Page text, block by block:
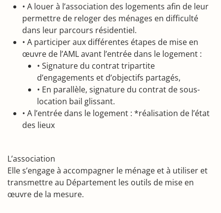
• A louer à l’association des logements afin de leur
permettre de reloger des ménages en difficulté
dans leur parcours résidentiel.
• A participer aux différentes étapes de mise en
œuvre de l’AML avant l’entrée dans le logement :
• Signature du contrat tripartite
d’engagements et d’objectifs partagés,
• En parallèle, signature du contrat de sous-
location bail glissant.
• A l’entrée dans le logement : *réalisation de l’état
des lieux
L’association
Elle s’engage à accompagner le ménage et à utiliser et
transmettre au Département les outils de mise en
œuvre de la mesure.